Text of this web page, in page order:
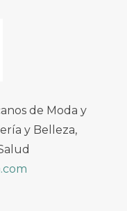
de Moda y
y Belleza,